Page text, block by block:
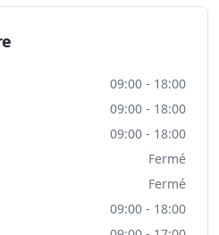
09:00 - 18:00
09:00 - 18:00
09:00 - 18:00
Fermé
Fermé
09:00 - 18:00